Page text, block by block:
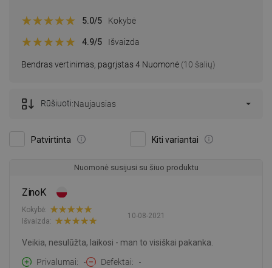
Bendras vertinimas, pagrįstas 4 Nuomonė (10 šalių)
5.0/5 Kokybė
4.9/5 Išvaizda
Patvirtinta Kiti variantai
Rūšiuoti:Naujausias
Nuomonė susijusi su šiuo produktu
ZinoK
10-08-2021
Kokybė:
Išvaizda:
Veikia, nesulūžta, laikosi - man to visiškai pakanka.
Privalumai
- Defektai -